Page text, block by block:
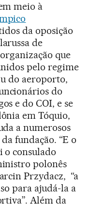
meio à
da oposição
de
que
pelo regime
do aeroporto,
do
e do COI, e se
em Tóquio,
a numerosos
fundação. “E o
consulado
polonês
Przydacz, “a
para ajudá-la a
Além da